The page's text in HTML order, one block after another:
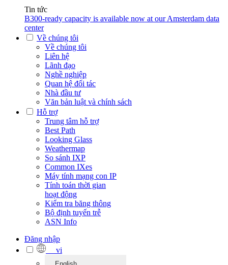
Tin tức
B300-ready capacity is available now at our Amsterdam data
center
Về chúng tôi
Về chúng tôi
Liên hệ
Lãnh đạo
Nghề nghiệp
Quan hệ đối tác
Nhà đầu tư
Văn bản luật và chính sách
Hỗ trợ
Trung tâm hỗ trợ
Best Path
Looking Glass
Weathermap
So sánh IXP
Common IXes
Máy tính mạng con IP
Tính toán thời gian
hoạt động
Kiểm tra băng thông
Bộ định tuyến trễ
ASN Info
Đăng nhập
vi